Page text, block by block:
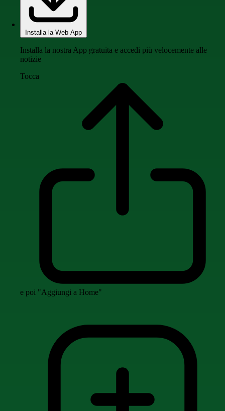
Installa la Web App
Installa la nostra App gratuita e accedi più velocemente alle
notizie
Tocca
e poi "Aggiungi a Home"